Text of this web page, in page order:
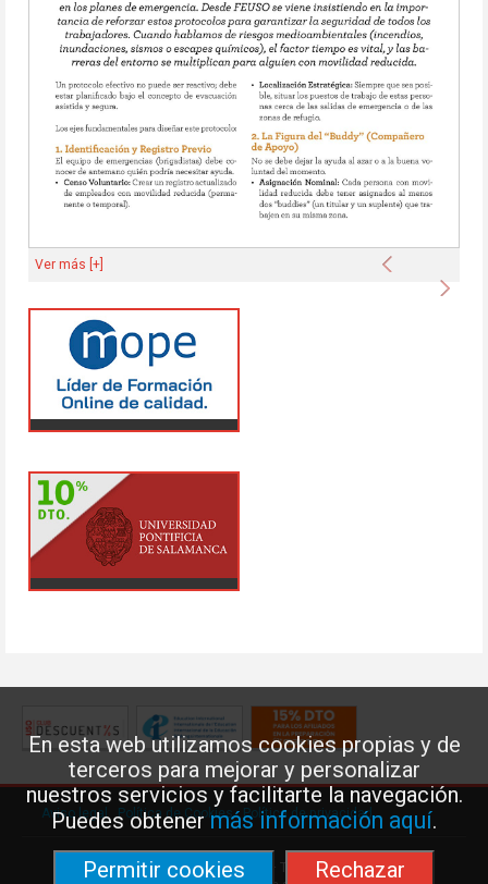
En esta web utilizamos cookies propias y de
terceros para mejorar y personalizar
nuestros servicios y facilitarte la navegación.
Puedes obtenermás información aquí.
Permitir cookies
Rechazar
Anterior
Ver más [+]
Aviso legal·Política de Cookies·Política de privacidad
Federación de Enseñanza de USO · Teléfono: 91 577 41 13 ·